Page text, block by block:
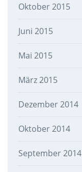
Oktober 2015
Juni 2015
Mai 2015
März 2015
Dezember 2014
Oktober 2014
September 2014